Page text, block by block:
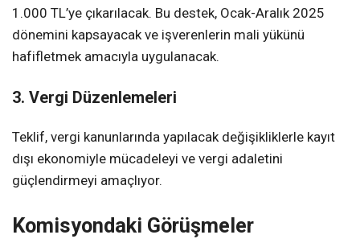
1.000 TL’ye çıkarılacak. Bu destek, Ocak-Aralık 2025
dönemini kapsayacak ve işverenlerin mali yükünü
hafifletmek amacıyla uygulanacak.
3. Vergi Düzenlemeleri
Teklif, vergi kanunlarında yapılacak değişikliklerle kayıt
dışı ekonomiyle mücadeleyi ve vergi adaletini
güçlendirmeyi amaçlıyor.
Komisyondaki Görüşmeler